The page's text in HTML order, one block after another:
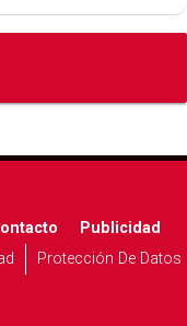
Publicidad
Protección De Datos